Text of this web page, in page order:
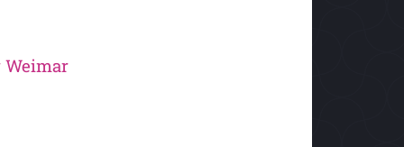
Weimar